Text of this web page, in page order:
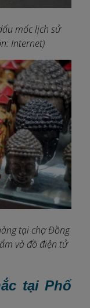
mốc lịch sử
Internet)
tại chợ Đồng
và đồ điện tử
tại Phố